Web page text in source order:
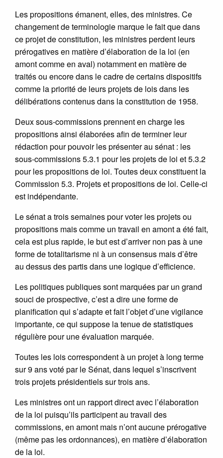
Les propositions émanent, elles, des ministres. Ce
changement de terminologie marque le fait que dans
ce projet de constitution, les ministres perdent leurs
prérogatives en matière d’élaboration de la loi (en
amont comme en aval) notamment en matière de
traités ou encore dans le cadre de certains dispositifs
comme la priorité de leurs projets de lois dans les
délibérations contenus dans la constitution de 1958.
Deux sous-commissions prennent en charge les
propositions ainsi élaborées afin de terminer leur
rédaction pour pouvoir les présenter au sénat : les
sous-commissions 5.3.1 pour les projets de loi et 5.3.2
pour les propositions de loi. Toutes deux constituent la
Commission 5.3. Projets et propositions de loi. Celle-ci
est indépendante.
Le sénat a trois semaines pour voter les projets ou
propositions mais comme un travail en amont a été fait,
cela est plus rapide, le but est d’arriver non pas à une
forme de totalitarisme ni à un consensus mais d’être
au dessus des partis dans une logique d’efficience.
Les politiques publiques sont marquées par un grand
souci de prospective, c’est a dire une forme de
planification qui s’adapte et fait l’objet d’une vigilance
importante, ce qui suppose la tenue de statistiques
régulière pour une évaluation marquée.
Toutes les lois correspondent à un projet à long terme
sur 9 ans voté par le Sénat, dans lequel s’inscrivent
trois projets présidentiels sur trois ans.
Les ministres ont un rapport direct avec l’élaboration
de la loi puisqu’ils participent au travail des
commissions, en amont mais n’ont aucune prérogative
(même pas les ordonnances), en matière d’élaboration
de la loi.